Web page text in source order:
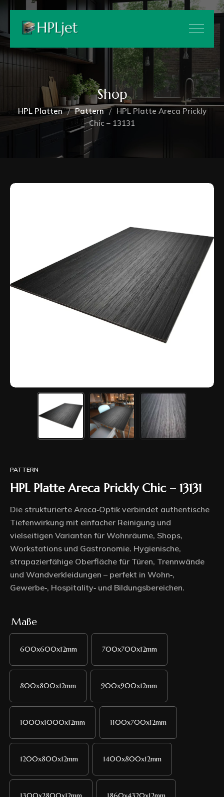
Shop
HPL Platten Pattern
HPL Platte Areca Prickly
Chic – 13131
PATTERN
HPL Platte Areca Prickly Chic – 13131
Die strukturierte Areca‑Optik verbindet authentische
Tiefenwirkung mit einfacher Reinigung und
vielseitigen Varianten für Wohnräume, Shops,
Workstations und Gastronomie. Hygienische,
strapazierfähige Oberfläche für Türen, Trennwände
und Wandverkleidungen – perfekt in Wohn‑,
Gewerbe‑, Hospitality‑ und Bildungsbereichen.
Maße
600x600x12mm 700x700x12mm
800x800x12mm 900x900x12mm
1000x1000x12mm 1100x700x12mm
1200x800x12mm 1400x800x12mm